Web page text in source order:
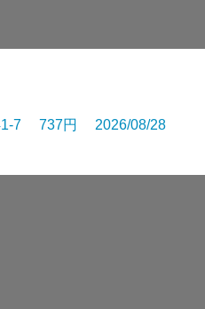
7 737円 2026/08/28